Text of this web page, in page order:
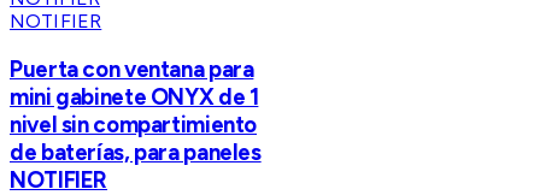
NOTIFIER
Puerta con ventana para
mini gabinete ONYX de 1
nivel sin compartimiento
de baterías, para paneles
NOTIFIER